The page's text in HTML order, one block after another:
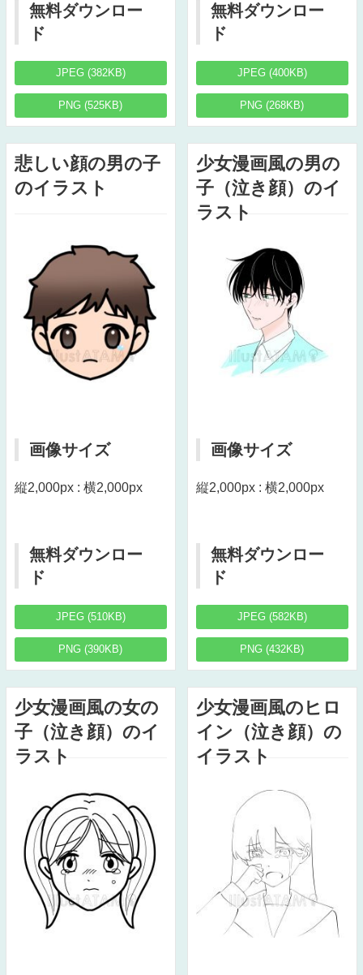
無料ダウンロー
ド
JPEG (382KB)
PNG (525KB)
無料ダウンロー
ド
JPEG (400KB)
PNG (268KB)
悲しい顔の男の子
のイラスト
画像サイズ
縦2,000px : 横2,000px
無料ダウンロー
ド
JPEG (510KB)
PNG (390KB)
少女漫画風の男の
子（泣き顔）のイ
ラスト
画像サイズ
縦2,000px : 横2,000px
無料ダウンロー
ド
JPEG (582KB)
PNG (432KB)
少女漫画風の女の
子（泣き顔）のイ
ラスト
少女漫画風のヒロ
イン（泣き顔）の
イラスト